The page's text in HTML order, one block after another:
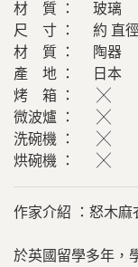
材 質 ： 玻璃
尺 寸 ： 約 直徑
材 質 ： 陶器
產 地 ： 日本
烤 箱 ：
╳
微波爐 ：
╳
洗碗機 ：
╳
烘碗機 ：
╳
作家介紹 ：怒木
於英國留學多年，